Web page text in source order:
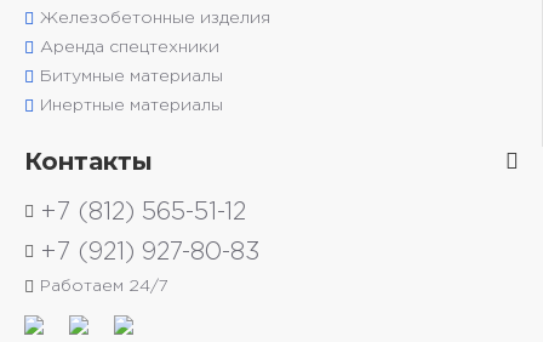
Железобетонные изделия
Аренда спецтехники
Битумные материалы
Инертные материалы
Контакты
+7 (812) 565-51-12
+7 (921) 927-80-83
Работаем 24/7